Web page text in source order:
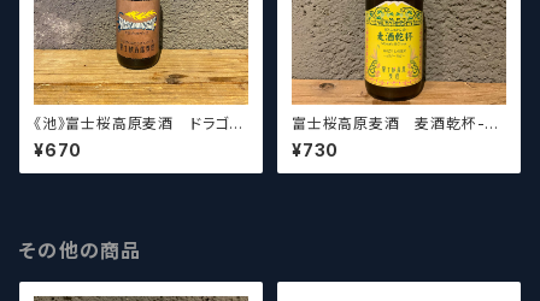
《池》富士桜高原麦酒 ドラゴン
モザイク Fujizakura Kouge
n Beer Dragon Mosaic
【クラフトビール】
¥670
富士桜高原麦酒 麦酒乾杯-H
AZY LAGER- Fujizakura K
ougen Beer 【クラフトビー
ル】
¥730
その他の商品